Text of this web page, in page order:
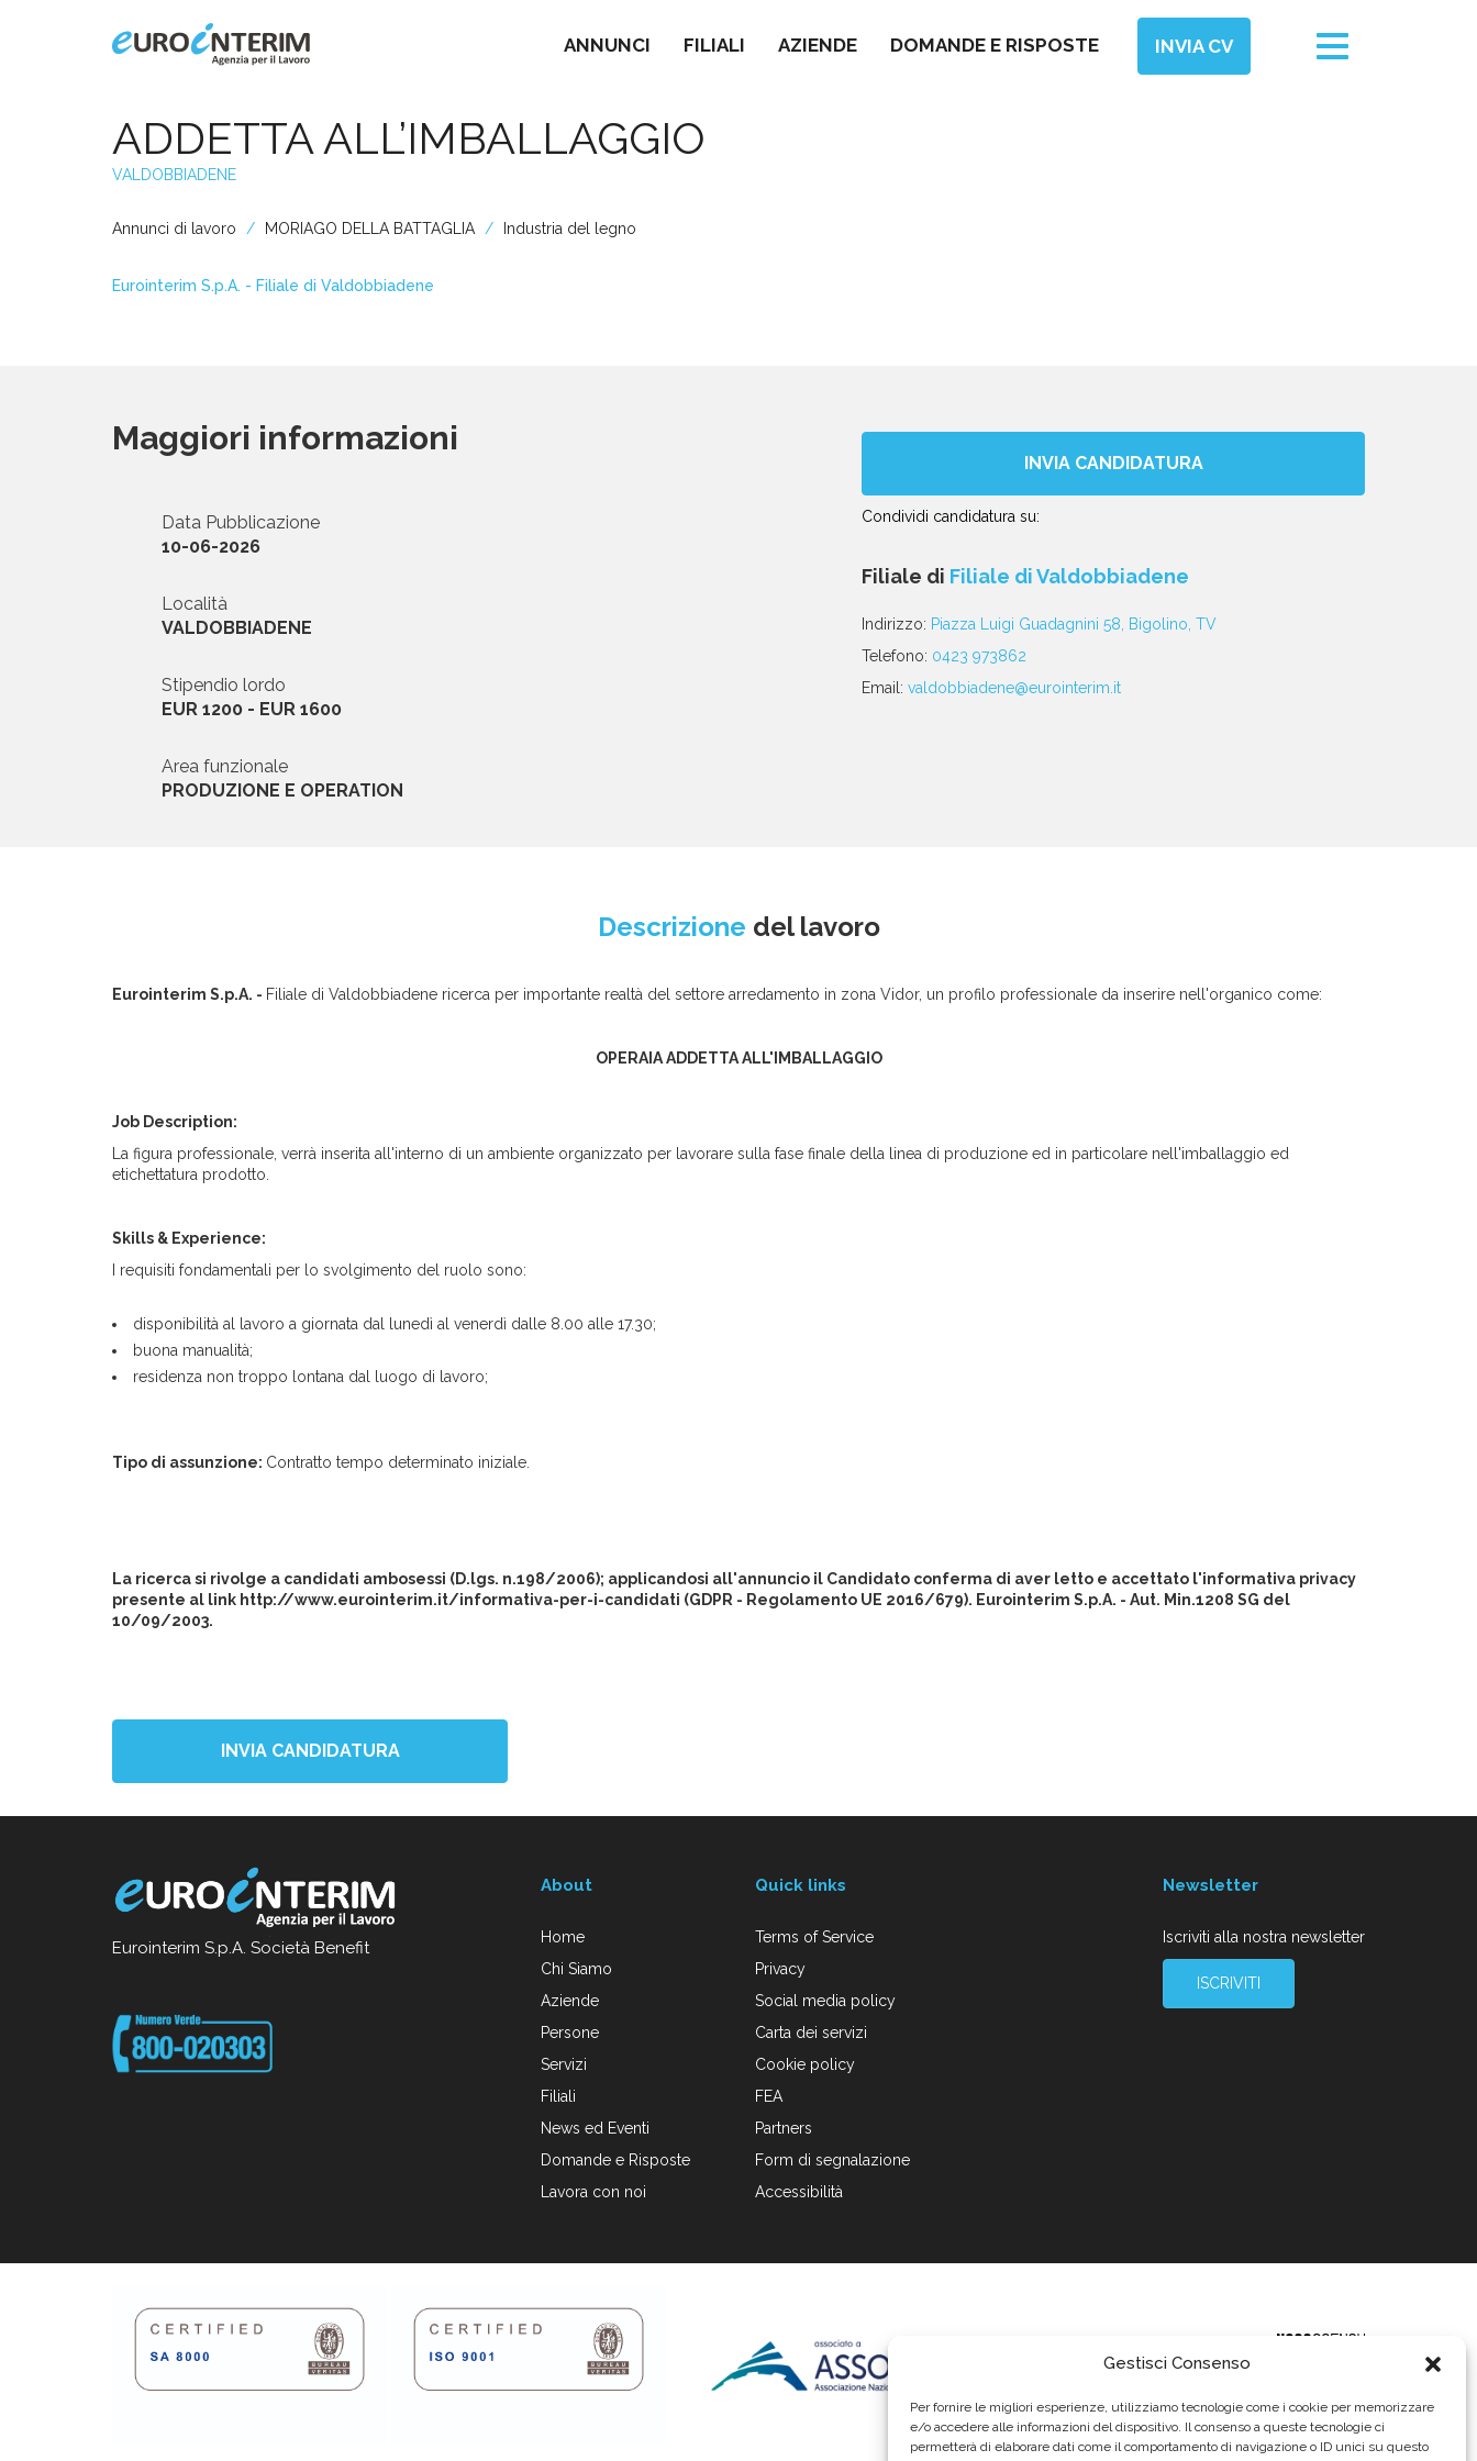
Gestisci Consenso
Per fornire le migliori esperienze, utilizziamo tecnologie come i cookie per memorizzare
e/o accedere alle informazioni del dispositivo. Il consenso a queste tecnologie ci
permetterà di elaborare dati come il comportamento di navigazione o ID unici su questo
ANNUNCI FILIALI AZIENDE DOMANDE E RISPOSTE INVIA CV
Toggle
navigation
Home
Chi Siamo
Aziende
Filiali
News ed Eventi
Domande e Risposte
Lavora con noi
ADDETTA ALL’IMBALLAGGIO
VALDOBBIADENE
Annunci di lavoro MORIAGO DELLA BATTAGLIA Industria del legno
Eurointerim S.p.A. - Filiale di Valdobbiadene
Maggiori informazioni
Data Pubblicazione
10-06-2026
Località
VALDOBBIADENE
Stipendio lordo
EUR 1200 - EUR 1600
Area funzionale
PRODUZIONE E OPERATION
INVIA CANDIDATURA
Condividi candidatura su:
via
email
su
Facebook
su
Twitter
su
Linkedin
su
WhatsApp
Filiale di Filiale di Valdobbiadene
Indirizzo: Piazza Luigi Guadagnini 58, Bigolino, TV
Telefono: 0423 973862
Email:valdobbiadene@eurointerim.it
Descrizione del lavoro
Eurointerim S.p.A. - Filiale di Valdobbiadene ricerca per importante realtà del settore arredamento in zona Vidor, un profilo professionale da inserire nell'organico come:
OPERAIA ADDETTA ALL'IMBALLAGGIO
Job Description:
La figura professionale, verrà inserita all'interno di un ambiente organizzato per lavorare sulla fase finale della linea di produzione ed in particolare nell'imballaggio ed
etichettatura prodotto.
Skills & Experience:
I requisiti fondamentali per lo svolgimento del ruolo sono:
disponibilità al lavoro a giornata dal lunedì al venerdì dalle 8.00 alle 17.30;
buona manualità;
residenza non troppo lontana dal luogo di lavoro;
Tipo di assunzione: Contratto tempo determinato iniziale.
La ricerca si rivolge a candidati ambosessi (D.lgs. n.198/2006); applicandosi all'annuncio il Candidato conferma di aver letto e accettato l'informativa privacy
presente al link http://www.eurointerim.it/informativa-per-i-candidati (GDPR - Regolamento UE 2016/679). Eurointerim S.p.A. - Aut. Min.1208 SG del
10/09/2003.
INVIA CANDIDATURA
Eurointerim S.p.A. Società Benefit
About
Home
Chi Siamo
Aziende
Persone
Servizi
Filiali
News ed Eventi
Domande e Risposte
Lavora con noi
Quick links
Terms of Service
Privacy
Social media policy
Carta dei servizi
Cookie policy
FEA
Partners
Form di segnalazione
Accessibilità
Newsletter
Iscriviti alla nostra newsletter
ISCRIVITI